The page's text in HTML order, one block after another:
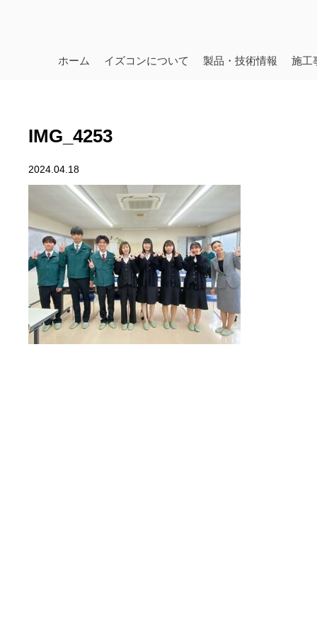
ホーム イズコンについて 製品・技術情報 施工
IMG_4253
2024.04.18